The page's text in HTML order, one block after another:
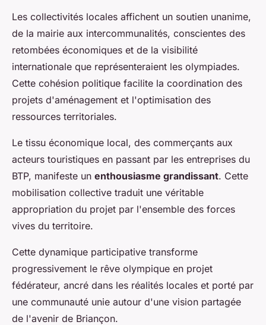
Les collectivités locales affichent un soutien unanime,
de la mairie aux intercommunalités, conscientes des
retombées économiques et de la visibilité
internationale que représenteraient les olympiades.
Cette cohésion politique facilite la coordination des
projets d'aménagement et l'optimisation des
ressources territoriales.
Le tissu économique local, des commerçants aux
acteurs touristiques en passant par les entreprises du
BTP, manifeste un enthousiasme grandissant. Cette
mobilisation collective traduit une véritable
appropriation du projet par l'ensemble des forces
vives du territoire.
Cette dynamique participative transforme
progressivement le rêve olympique en projet
fédérateur, ancré dans les réalités locales et porté par
une communauté unie autour d'une vision partagée
de l'avenir de Briançon.